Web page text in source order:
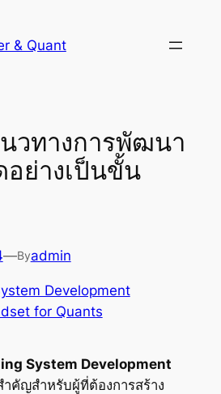
& Quant
นวทางการพัฒนา
อย่างเป็นขั้น
—Byadmin
Development
for Quants
System Development
ำคัญสำหรับผู้ที่ต้องการสร้าง